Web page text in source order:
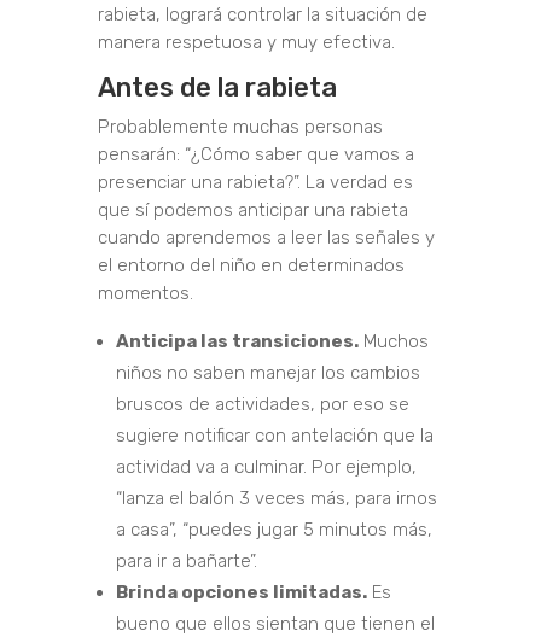
rabieta, logrará controlar la situación de
manera respetuosa y muy efectiva.
Antes de la rabieta
Probablemente muchas personas
pensarán: “¿Cómo saber que vamos a
presenciar una rabieta?”. La verdad es
que sí podemos anticipar una rabieta
cuando aprendemos a leer las señales y
el entorno del niño en determinados
momentos.
Anticipa las transiciones.Muchos
niños no saben manejar los cambios
bruscos de actividades, por eso se
sugiere notificar con antelación que la
actividad va a culminar. Por ejemplo,
“lanza el balón 3 veces más, para irnos
a casa”, “puedes jugar 5 minutos más,
para ir a bañarte”.
Brinda opciones limitadas.Es
bueno que ellos sientan que tienen el